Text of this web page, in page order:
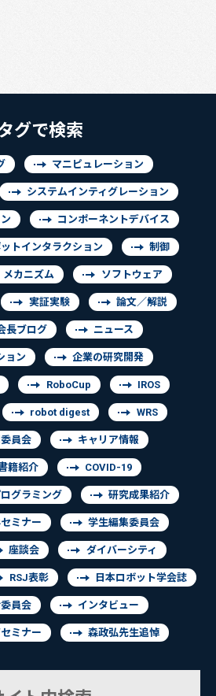
グで検索
マニピュレーション
システムインティグレーション
コンポーネントデバイス
トインタラクション 制御
メカニズム ソフトウェア
実証実験 論文／解説
長ブログ ニュース
ョン 企業の研究開発
RoboCup IROS
robot digest WRS
員会 キャリア情報
籍紹介 COVID-19
グラミング 研究成果紹介
ミナー 学生編集委員会
座談会 ダイバーシティ
RSJ表彰 日本ロボット学会誌
員会 インタビュー
ミナー 森政弘先生追悼